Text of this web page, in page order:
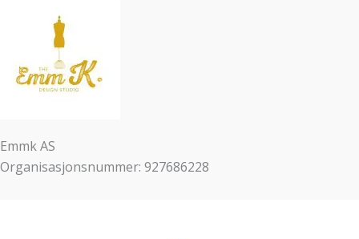
Emmk AS
Organisasjonsnummer: 927686228